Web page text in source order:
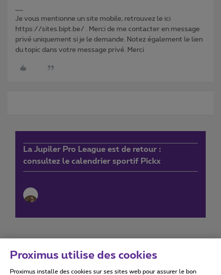
Je vous mentionne un site mobile, retrouvez le ici
https://sites.bipt.be/ . Merci de me contacter en message
privé uniquement si je le demande. Notez également le lien
du topic dans votre message privé. Merci
La Jupiler Pro League est de retour :
consultez le calendrier sportif Pickx
Proximus utilise des cookies
Proximus installe des cookies sur ses sites web pour assurer le bon